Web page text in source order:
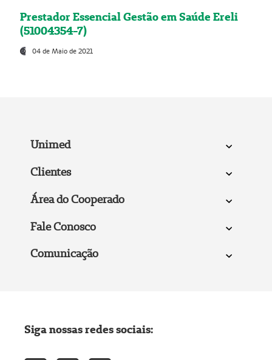
Prestador Essencial Gestão em Saúde Ereli
(51004354-7)
04 de Maio de 2021
Unimed
Clientes
Área do Cooperado
Fale Conosco
Comunicação
Siga nossas redes sociais: